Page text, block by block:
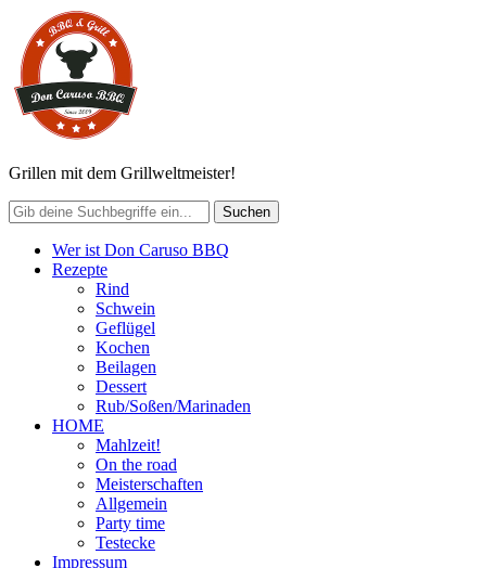
Grillen mit dem Grillweltmeister!
Wer ist Don Caruso BBQ
Rezepte
Rind
Schwein
Geflügel
Kochen
Beilagen
Dessert
Rub/Soßen/Marinaden
HOME
Mahlzeit!
On the road
Meisterschaften
Allgemein
Party time
Testecke
Impressum